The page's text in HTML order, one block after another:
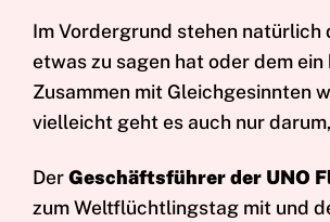
Im Vordergrund stehen natürlich
etwas zu sagen hat oder dem
Zusammen mit Gleichgesinnten
vielleicht geht es auch nur
DerGeschäftsführer der UNO
zum Weltflüchtlingstag mit und